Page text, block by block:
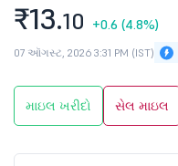
₹13.10 +0.6 (4.8%)
07 ઑગસ્ટ, 2026 3:31 PM (IST)
માઇલ ખરીદો સેલ માઇલ